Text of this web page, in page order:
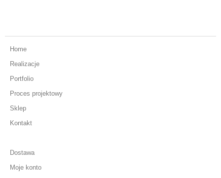
Home
Realizacje
Portfolio
Proces projektowy
Sklep
Kontakt
Dostawa
Moje konto